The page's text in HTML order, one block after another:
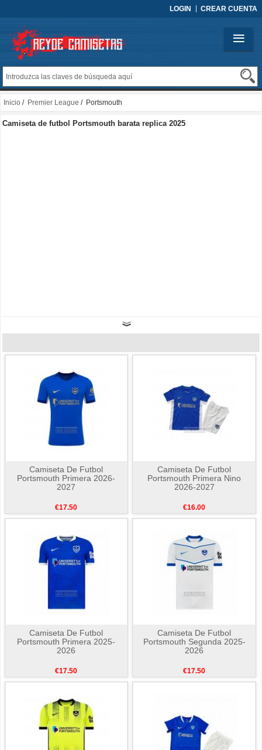
LOGIN CREAR CUENTA
Inicio / Premier League / Portsmouth
Camiseta de futbol Portsmouth barata replica 2025
Camiseta De Futbol
Portsmouth Primera 2026-
2027
€17.50
Camiseta De Futbol
Portsmouth Primera Nino
2026-2027
€16.00
Camiseta De Futbol
Portsmouth Primera 2025-
2026
€17.50
Camiseta De Futbol
Portsmouth Segunda 2025-
2026
€17.50